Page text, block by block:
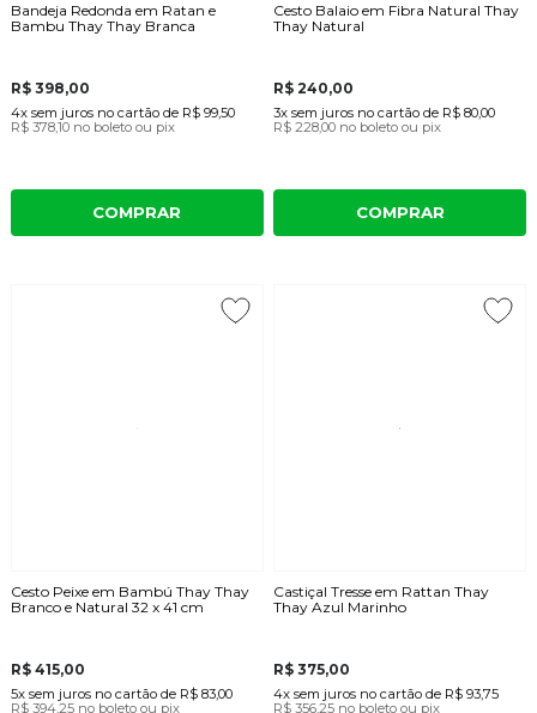
Bandeja Redonda em Ratan e
Bambu Thay Thay Branca
R$ 398,00
4x sem juros no cartãode R$ 99,50
R$ 378,10 no boleto ou pix
COMPRAR
Cesto Balaio em Fibra Natural Thay
Thay Natural
R$ 240,00
3x sem juros no cartão de R$ 80,00
R$ 228,00 no boleto ou pix
COMPRAR
Cesto Peixe em Bambú Thay Thay
Branco e Natural 32 x 41 cm
R$ 415,00
5x sem juros no cartãode R$ 83,00
R$ 394,25 no boleto ou pix
Castiçal Tresse em Rattan Thay
Thay Azul Marinho
R$ 375,00
4x sem juros no cartão de R$ 93,75
R$ 356,25 no boleto ou pix